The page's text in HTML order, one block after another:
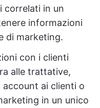
correlati in un
informazioni
di marketing.
con i clienti
alle trattative,
account ai clienti o
in un unico